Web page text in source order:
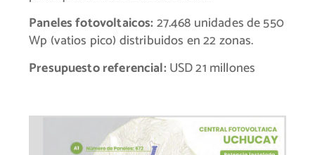
Paneles fotovoltaicos: 27.468 unidades de 550
Wp (vatios pico) distribuidos en 22 zonas.
Presupuesto referencial: USD 21 millones